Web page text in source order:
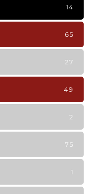
14
65
27
49
2
75
1